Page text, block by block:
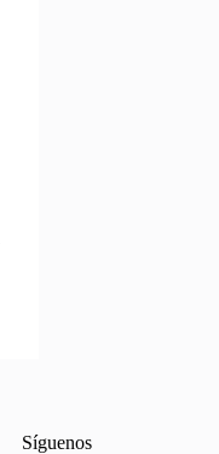
Síguenos